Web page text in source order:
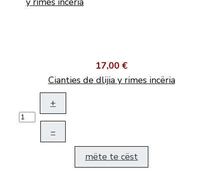
17,00 €
Cianties de dlijia y rimes incëria
+
–
mëte te cëst